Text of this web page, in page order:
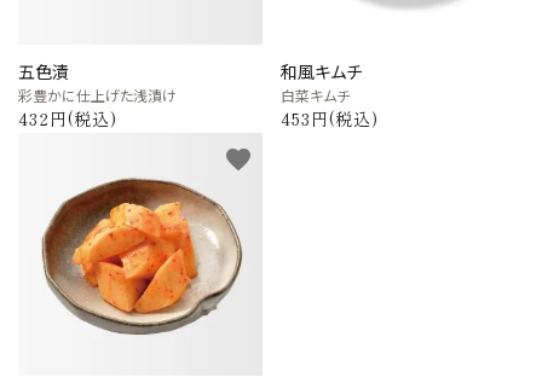
五色漬
彩豊かに仕上げた浅漬け
432円(税込)
和風キムチ
白菜キムチ
453円(税込)
favorite